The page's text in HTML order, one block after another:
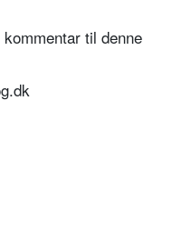
til denne